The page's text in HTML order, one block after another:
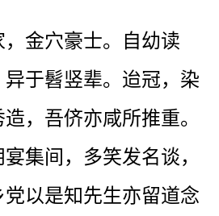
金穴豪士。自幼读
于髫竖辈。迨冠，染
，吾侪亦咸所推重。
集间，多笑发名谈，
以是知先生亦留道念